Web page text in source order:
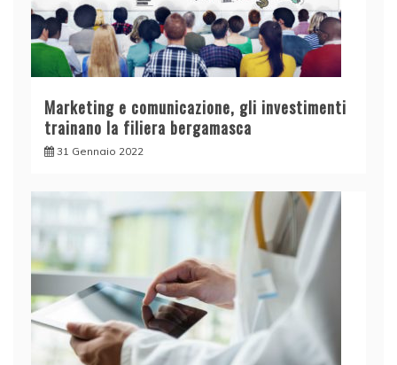
Marketing e comunicazione, gli investimenti
trainano la filiera bergamasca
31 Gennaio 2022